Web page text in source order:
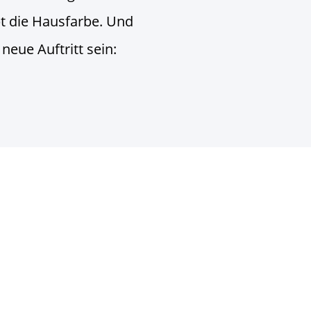
die Hausfarbe. Und
Auftritt sein: